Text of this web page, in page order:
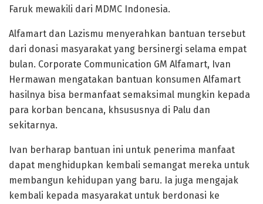
Faruk mewakili dari MDMC Indonesia.
Alfamart dan Lazismu menyerahkan bantuan tersebut
dari donasi masyarakat yang bersinergi selama empat
bulan. Corporate Communication GM Alfamart, Ivan
Hermawan mengatakan bantuan konsumen Alfamart
hasilnya bisa bermanfaat semaksimal mungkin kepada
para korban bencana, khsususnya di Palu dan
sekitarnya.
Ivan berharap bantuan ini untuk penerima manfaat
dapat menghidupkan kembali semangat mereka untuk
membangun kehidupan yang baru. Ia juga mengajak
kembali kepada masyarakat untuk berdonasi ke